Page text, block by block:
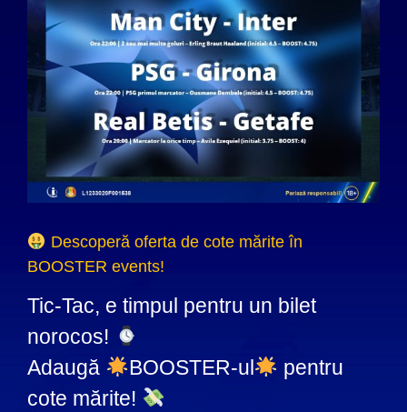
Descoperă oferta de cote mărite în
BOOSTER events!
Tic-Tac, e timpul pentru un bilet
norocos!
Adaugă
BOOSTER-ul
pentru
cote mărite!